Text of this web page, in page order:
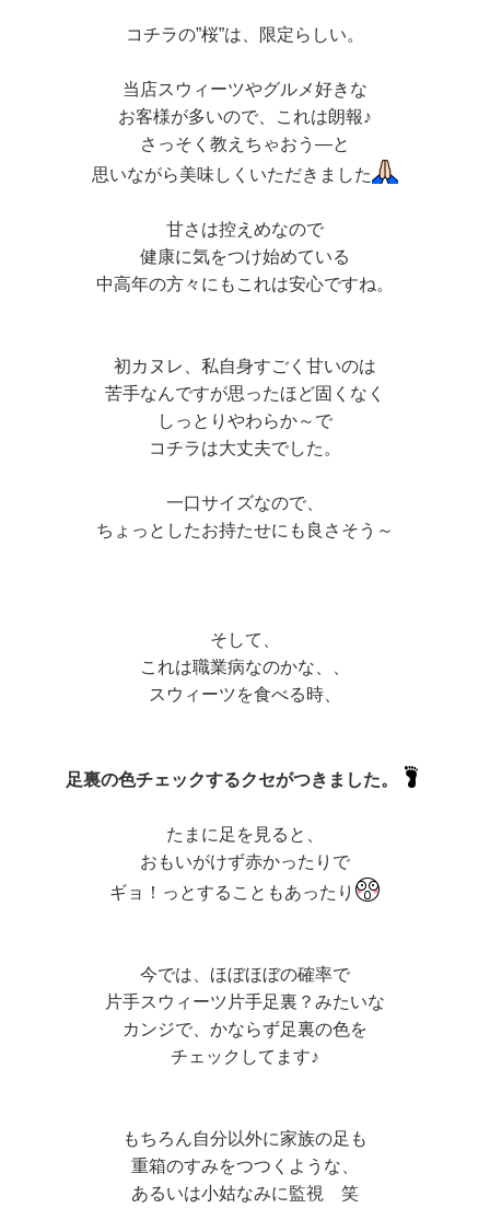
コチラの”桜”は、限定らしい。
当店スウィーツやグルメ好きな
お客様が多いので、これは朗報♪
さっそく教えちゃおう―と
思いながら美味しくいただきました
甘さは控えめなので
健康に気をつけ始めている
中高年の方々にもこれは安心ですね。
初カヌレ、私自身すごく甘いのは
苦手なんですが思ったほど固くなく
しっとりやわらか～で
コチラは大丈夫でした。
一口サイズなので、
ちょっとしたお持たせにも良さそう～
そして、
これは職業病なのかな、、
スウィーツを食べる時、
足裏の色チェックするクセがつきました。
たまに足を見ると、
おもいがけず赤かったりで
ギョ！っとすることもあったり
今では、ほぼほぼの確率で
片手スウィーツ片手足裏？みたいな
カンジで、かならず足裏の色を
チェックしてます♪
もちろん自分以外に家族の足も
重箱のすみをつつくような、
あるいは小姑なみに監視 笑